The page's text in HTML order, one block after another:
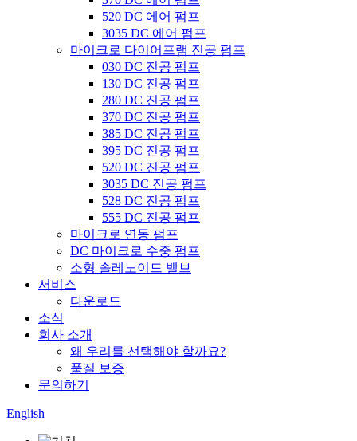
520 DC 에어 펌프
3035 DC 에어 펌프
마이크로 다이어프램 진공 펌프
030 DC 진공 펌프
130 DC 진공 펌프
280 DC 진공 펌프
370 DC 진공 펌프
385 DC 진공 펌프
395 DC 진공 펌프
520 DC 진공 펌프
3035 DC 진공 펌프
528 DC 진공 펌프
555 DC 진공 펌프
마이크로 연동 펌프
DC 마이크로 수중 펌프
소형 솔레노이드 밸브
서비스
다운로드
소식
회사 소개
왜 우리를 선택해야 할까요?
품질 보증
문의하기
English